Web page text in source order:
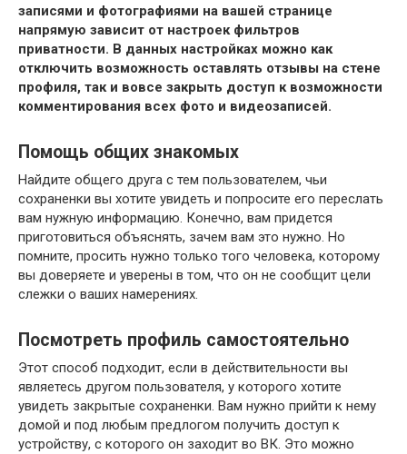
записями и фотографиями на вашей странице
напрямую зависит от настроек фильтров
приватности. В данных настройках можно как
отключить возможность оставлять отзывы на стене
профиля, так и вовсе закрыть доступ к возможности
комментирования всех фото и видеозаписей.
Помощь общих знакомых
Найдите общего друга с тем пользователем, чьи
сохраненки вы хотите увидеть и попросите его переслать
вам нужную информацию. Конечно, вам придется
приготовиться объяснять, зачем вам это нужно. Но
помните, просить нужно только того человека, которому
вы доверяете и уверены в том, что он не сообщит цели
слежки о ваших намерениях.
Посмотреть профиль самостоятельно
Этот способ подходит, если в действительности вы
являетесь другом пользователя, у которого хотите
увидеть закрытые сохраненки. Вам нужно прийти к нему
домой и под любым предлогом получить доступ к
устройству, с которого он заходит во ВК. Это можно